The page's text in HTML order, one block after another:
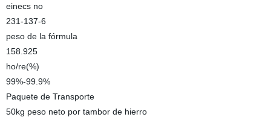
einecs no
231-137-6
peso de la fórmula
158.925
ho/re(%)
99%-99.9%
Paquete de Transporte
50kg peso neto por tambor de hierro